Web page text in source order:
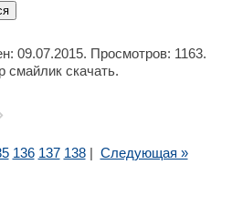
09.07.2015. Просмотров: 1163.
смайлик скачать.
136 137 138| Следующая »